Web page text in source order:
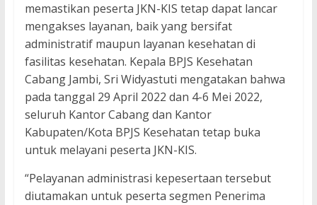
memastikan peserta JKN-KIS tetap dapat lancar
mengakses layanan, baik yang bersifat
administratif maupun layanan kesehatan di
fasilitas kesehatan. Kepala BPJS Kesehatan
Cabang Jambi, Sri Widyastuti mengatakan bahwa
pada tanggal 29 April 2022 dan 4-6 Mei 2022,
seluruh Kantor Cabang dan Kantor
Kabupaten/Kota BPJS Kesehatan tetap buka
untuk melayani peserta JKN-KIS.
“Pelayanan administrasi kepesertaan tersebut
diutamakan untuk peserta segmen Penerima